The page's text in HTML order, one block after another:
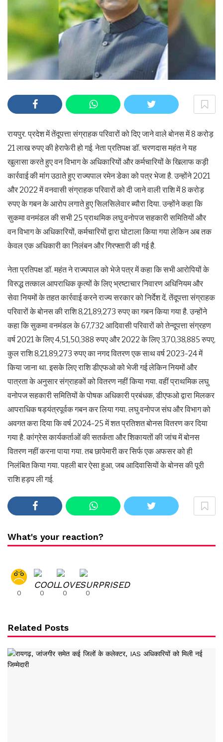
रायपुर. प्रदेश में तेंदूपत्ता संग्राहक परिवारों को दिए जाने वाले बोनस में 8 करोड़
21 लाख रुपए की हेराफेरी हो गई. नेता प्रतिपक्ष डॉ. चरणदास महंत ने यह
खुलासा करते हुए वन विभाग के अधिकारियों और कर्मचारियों के खिलाफ कड़ी
कार्रवाई की मांग उठाते हुए राज्यपाल रमेन डेका को पत्र भेजा है. उन्होंने 2021
और 2022 में वनवासी संग्राहक परिवारों को दी जाने वाली राशि में 8 करोड़
रुपए के गबन के आरोप लगाते हुए सिलसिलेवार ब्यौरा दिया. उन्होंने कहा कि
सुकमा वनमंडल की सभी 25 प्राथमिक लघु वनोपज सहकारी समितियों और
वन विभाग के अधिकारियों, कर्मचारियों द्वारा घोटाला किया गया लेकिन अब तक
केवल एक अधिकारी का निलंबन और गिरफ्तारी की गई है.
नेता प्रतिपक्ष डॉ. महंत ने राज्यपाल को भेजे पत्र में कहा कि सभी आरोपियों के
विरुद्ध तत्काल आपराधिक कृत्यों के लिए भ्रष्टाचार निवारण अधिनियम और
सेवा नियमों के तहत कार्रवाई करने राज्य सरकार को निर्देश दें. तेंदूपत्ता संग्राहक
परिवारों के बोनस की राशि 8,21,89,273 रुपए का गबन किया गया है. उन्होंने
कहा कि सुकमा वनमंडल के 67,732 आदिवासी परिवारों को तेन्दूपत्ता संग्रहण
वर्ष 2021 के लिए 4,51,50,388 रुपए और 2022 के लिए 3,70,38,885 रुपए,
कुल राशि 8,21,89,273 रुपए का नगद वितरण एक साथ वर्ष 2023-24 में
किया जाना था. इसके लिए राशि डीएफओ को भेजी गई लेकिन नियमों और
पात्रता के अनुसार संग्राहकों को वितरण नहीं किया गया. वहीं प्राथमिक लघु
वनोपज सहकारी समितियों के पोषक अधिकारी प्रबंधक, डीएफओ द्वारा मिलकर
आपराधिक षड्यंत्रपूर्वक गबन कर लिया गया. लघु वनोपज संघ और विभाग को
अवगत करा दिया कि वर्ष 2024-25 में शत प्रतिशत बोनस वितरण कर दिया
गया है. कांग्रेस कार्यकर्ताओं की सतर्कता और शिकायतों की जांच में बोनस
वितरण नहीं करना पाया गया. तब छापेमारी कर सिर्फ एक अफसर को ही
निलंबित किया गया. पहली बार ऐसा हुआ, जब आदिवासियों के बोनस की पूरी
राशि हड़प ली गई.
What's your reaction?
0 0 0 0
Related Posts